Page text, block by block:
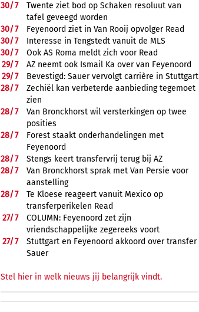
30/7
Twente ziet bod op Schaken resoluut van
tafel geveegd worden
30/7
Feyenoord ziet in Van Rooij opvolger Read
30/7
Interesse in Tengstedt vanuit de MLS
30/7
Ook AS Roma meldt zich voor Read
29/7
AZ neemt ook Ismail Ka over van Feyenoord
29/7
Bevestigd: Sauer vervolgt carrière in Stuttgart
28/7
Zechiël kan verbeterde aanbieding tegemoet
zien
28/7
Van Bronckhorst wil versterkingen op twee
posities
28/7
Forest staakt onderhandelingen met
Feyenoord
28/7
Stengs keert transfervrij terug bij AZ
28/7
Van Bronckhorst sprak met Van Persie voor
aanstelling
28/7
Te Kloese reageert vanuit Mexico op
transferperikelen Read
27/7
COLUMN: Feyenoord zet zijn
vriendschappelijke zegereeks voort
27/7
Stuttgart en Feyenoord akkoord over transfer
Sauer
Stel hier in welk nieuws jij belangrijk vindt.